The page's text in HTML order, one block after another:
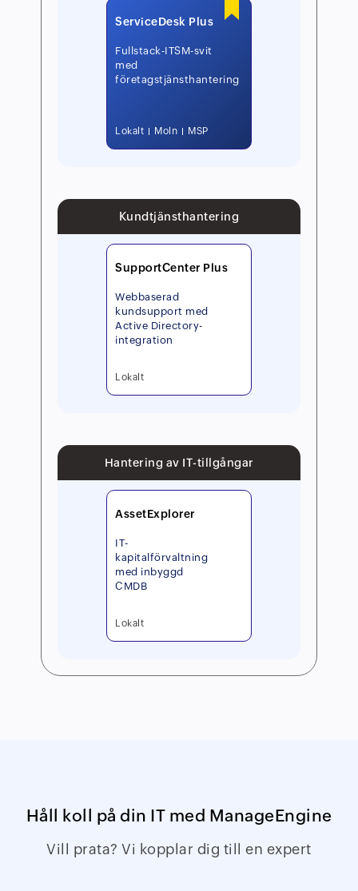
ServiceDesk Plus
Fullstack-ITSM-svit
med
företagstjänsthantering
Lokalt Moln MSP
Kundtjänsthantering
SupportCenter Plus
Webbaserad
kundsupport med
Active Directory-
integration
Lokalt
Hantering av IT-tillgångar
AssetExplorer
IT-
kapitalförvaltning
med inbyggd
CMDB
Lokalt
Håll koll på din IT med ManageEngine
Vill prata? Vi kopplar dig till en expert